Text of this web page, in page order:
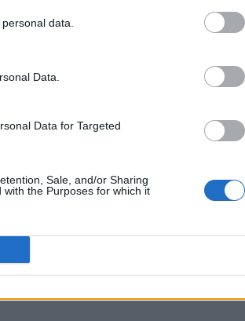
data.
Data.
Data for Targeted
Sale, and/or Sharing
the Purposes for which it
объяснений
данные
по
и начнет